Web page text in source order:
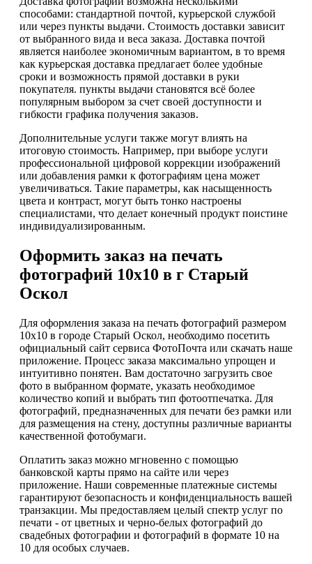
способами: стандартной почтой, курьерской службой
или через пункты выдачи. Стоимость доставки зависит
от выбранного вида и веса заказа. Доставка почтой
является наиболее экономичным вариантом, в то время
как курьерская доставка предлагает более удобные
сроки и возможность прямой доставки в руки
покупателя. пункты выдачи становятся всё более
популярным выбором за счет своей доступности и
гибкости графика получения заказов.
Дополнительные услуги также могут влиять на
итоговую стоимость. Например, при выборе услуги
профессиональной цифровой коррекции изображений
или добавления рамки к фотографиям цена может
увеличиваться. Такие параметры, как насыщенность
цвета и контраст, могут быть тонко настроены
специалистами, что делает конечный продукт поистине
индивидуализированным.
Оформить заказ на печать
фотографий 10х10 в г Старый
Оскол
Для оформления заказа на печать фотографий размером
10х10 в городе Старый Оскол, необходимо посетить
официальный сайт сервиса ФотоПочта или скачать наше
приложение. Процесс заказа максимально упрощен и
интуитивно понятен. Вам достаточно загрузить свое
фото в выбранном формате, указать необходимое
количество копий и выбрать тип фотоотпечатка. Для
фотографий, предназначенных для печати без рамки или
для размещения на стену, доступны различные варианты
качественной фотобумаги.
Оплатить заказ можно мгновенно с помощью
банковской карты прямо на сайте или через
приложение. Наши современные платежные системы
гарантируют безопасность и конфиденциальность вашей
транзакции. Мы предоставляем целый спектр услуг по
печати - от цветных и черно-белых фотографий до
свадебных фотографии и фотографий в формате 10 на
10 для особых случаев.